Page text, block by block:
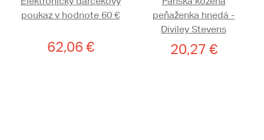
poukaz v hodnote 60 €
62,06 €
peňaženka hnedá -
Diviley Stevens
20,27 €